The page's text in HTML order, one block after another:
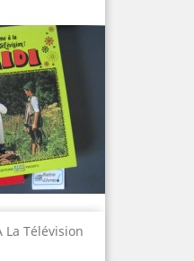
La Télévision